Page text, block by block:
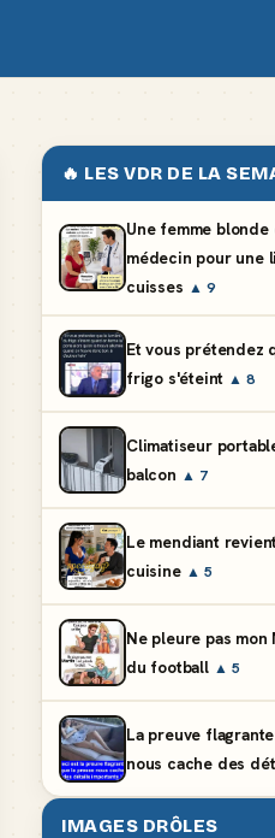
🔥 LES VDR DE LA
Une femme
médecin pour une
cuisses ▲ 9
Et vous prétendez
frigo s'éteint ▲ 8
Climatiseur
balcon ▲ 7
Le mendiant
cuisine ▲ 5
Ne pleure pas
du football ▲ 5
La preuve
nous cache des
IMAGES DRÔLES